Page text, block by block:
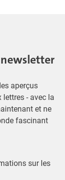
newsletter
aperçus
- avec la
et ne
fascinant
sur les